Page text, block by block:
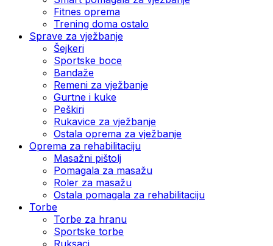
Fitnes oprema
Trening doma ostalo
Sprave za vježbanje
Šejkeri
Sportske boce
Bandaže
Remeni za vježbanje
Gurtne i kuke
Peškiri
Rukavice za vježbanje
Ostala oprema za vježbanje
Oprema za rehabilitaciju
Masažni pištolj
Pomagala za masažu
Roler za masažu
Ostala pomagala za rehabilitaciju
Torbe
Torbe za hranu
Sportske torbe
Ruksaci